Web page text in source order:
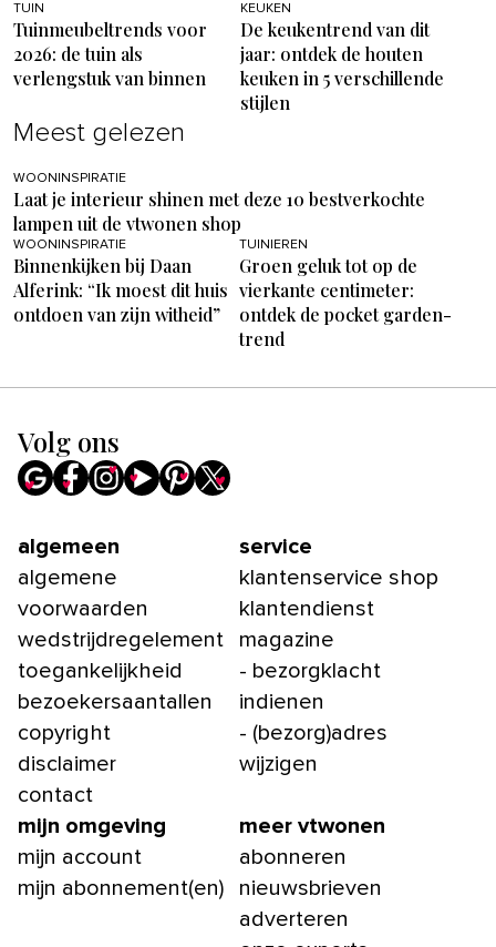
TUIN
Tuinmeubeltrends voor
2026: de tuin als
verlengstuk van binnen
KEUKEN
De keukentrend van dit
jaar: ontdek de houten
keuken in 5 verschillende
stijlen
Meest gelezen
WOONINSPIRATIE
Laat je interieur shinen met deze 10 bestverkochte
lampen uit de vtwonen shop
WOONINSPIRATIE
Binnenkijken bij Daan
Alferink: “Ik moest dit huis
ontdoen van zijn witheid”
TUINIEREN
Groen geluk tot op de
vierkante centimeter:
ontdek de pocket garden-
trend
Volg ons
algemeen
algemene
voorwaarden
wedstrijdregelement
toegankelijkheid
bezoekersaantallen
copyright
disclaimer
contact
service
klantenservice shop
klantendienst
magazine
- bezorgklacht
indienen
- (bezorg)adres
wijzigen
mijn omgeving
mijn account
mijn abonnement(en)
meer vtwonen
abonneren
nieuwsbrieven
adverteren